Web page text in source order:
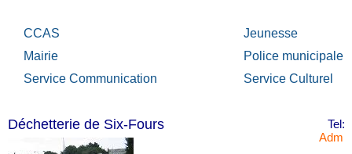
CCAS
Jeunesse
Mairie
Police municipale
Service Communication
Service Culturel
Tel:
Déchetterie de Six-Fours